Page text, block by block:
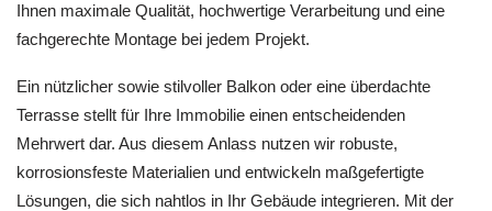
Ihnen maximale Qualität, hochwertige Verarbeitung und eine
fachgerechte Montage bei jedem Projekt.
Ein nützlicher sowie stilvoller Balkon oder eine überdachte
Terrasse stellt für Ihre Immobilie einen entscheidenden
Mehrwert dar. Aus diesem Anlass nutzen wir robuste,
korrosionsfeste Materialien und entwickeln maßgefertigte
Lösungen, die sich nahtlos in Ihr Gebäude integrieren. Mit der